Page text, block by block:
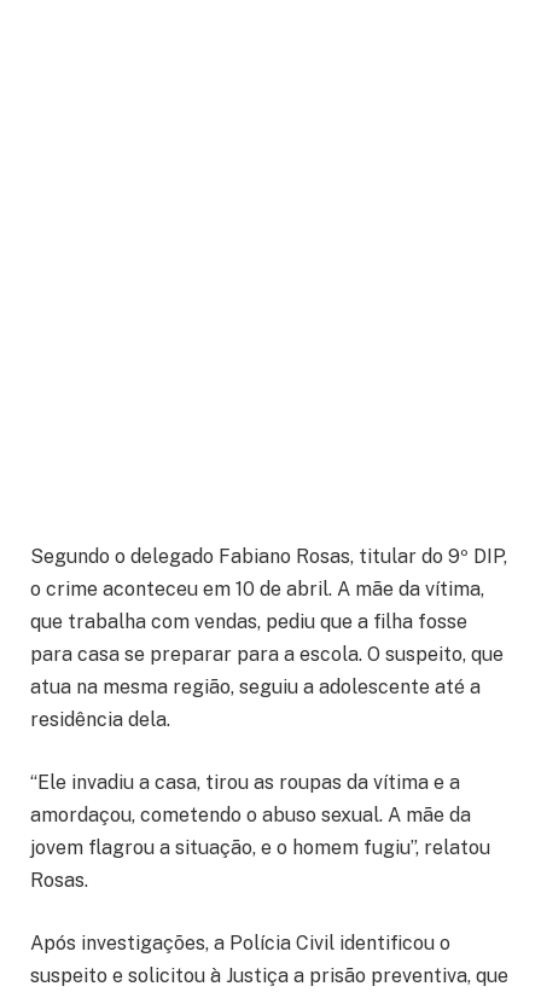
Segundo o delegado Fabiano Rosas, titular do 9º DIP,
o crime aconteceu em 10 de abril. A mãe da vítima,
que trabalha com vendas, pediu que a filha fosse
para casa se preparar para a escola. O suspeito, que
atua na mesma região, seguiu a adolescente até a
residência dela.
“Ele invadiu a casa, tirou as roupas da vítima e a
amordaçou, cometendo o abuso sexual. A mãe da
jovem flagrou a situação, e o homem fugiu”, relatou
Rosas.
Após investigações, a Polícia Civil identificou o
suspeito e solicitou à Justiça a prisão preventiva, que